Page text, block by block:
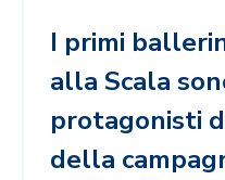
I primi
alla Scala
protagonisti
della